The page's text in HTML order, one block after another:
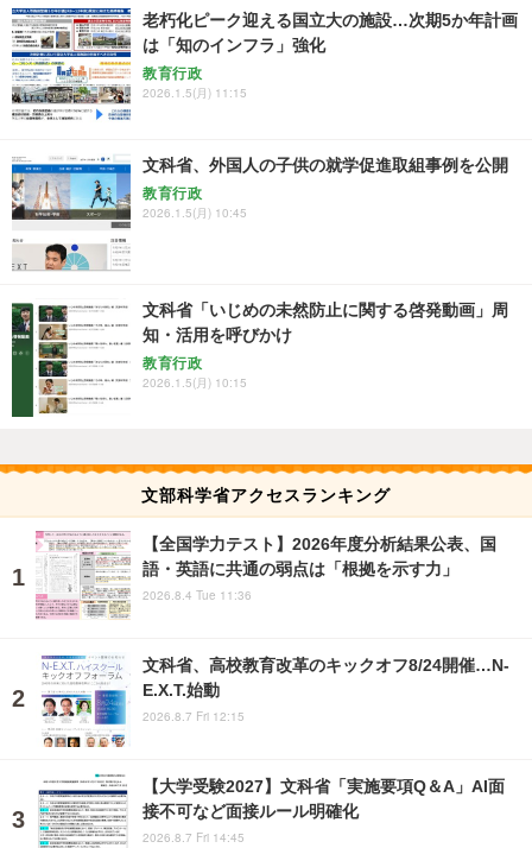
老朽化ピーク迎える国立大の施設…次期5か年計画
は「知のインフラ」強化
教育行政
2026.1.5(月) 11:15
文科省、外国人の子供の就学促進取組事例を公開
教育行政
2026.1.5(月) 10:45
文科省「いじめの未然防止に関する啓発動画」周
知・活用を呼びかけ
教育行政
2026.1.5(月) 10:15
文部科学省アクセスランキング
【全国学力テスト】2026年度分析結果公表、国
語・英語に共通の弱点は「根拠を示す力」
2026.8.4 Tue 11:36
文科省、高校教育改革のキックオフ8/24開催…N-
E.X.T.始動
2026.8.7 Fri 12:15
【大学受験2027】文科省「実施要項Q＆A」AI面
接不可など面接ルール明確化
2026.8.7 Fri 14:45